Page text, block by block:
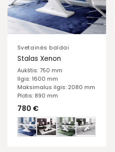
Svetainės baldai
Stalas Xenon
Aukštis: 750 mm
Ilgis: 1600 mm
Maksimalus ilgis: 2080 mm
Plotis: 890 mm
780 €